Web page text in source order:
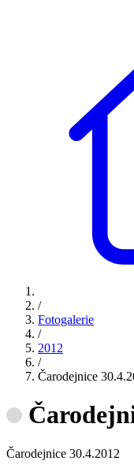
/
Fotogalerie
/
2012
/
Čarodejnice
Čarodejnice 30.4.2012